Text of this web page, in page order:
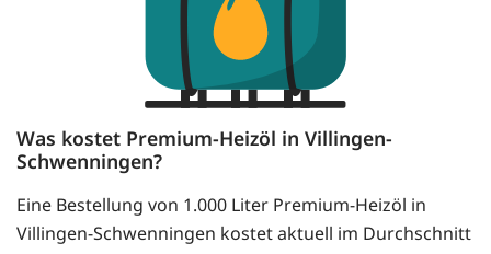
Was kostet Premium-Heizöl in Villingen-
Schwenningen?
Eine Bestellung von 1.000 Liter Premium-Heizöl in
Villingen-Schwenningen kostet aktuell im Durchschnitt